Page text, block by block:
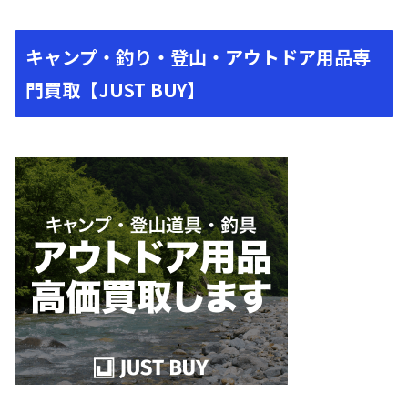
キャンプ・釣り・登山・アウトドア用品専
門買取【JUST BUY】